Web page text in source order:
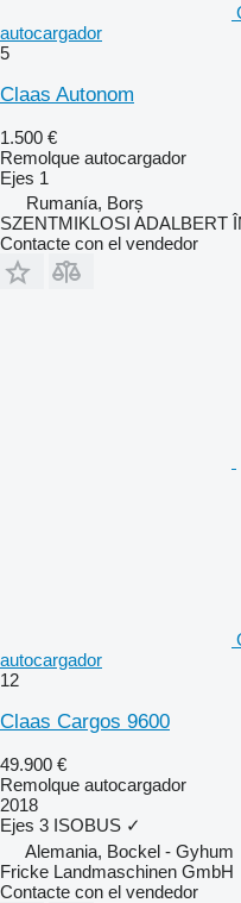
autocargador
5
Claas Autonom
1.500 €
Remolque autocargador
Ejes 1
Rumanía, Borș
SZENTMIKLOSI ADALBERT
Contacte con el vendedor
autocargador
12
Claas Cargos 9600
49.900 €
Remolque autocargador
2018
Ejes 3 ISOBUS ✓
Alemania, Bockel - Gyhum
Fricke Landmaschinen GmbH
Contacte con el vendedor